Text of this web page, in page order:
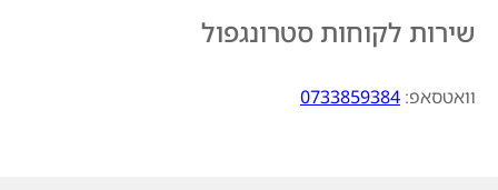
שירות לקוחות סטרונגפול
וואטסאפ: 0733859384